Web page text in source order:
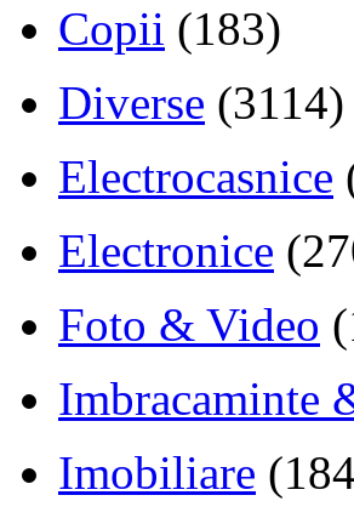
Copii (183)
Diverse (3114)
Electrocasnice
Electronice
Foto & Video
Imbracaminte
Imobiliare